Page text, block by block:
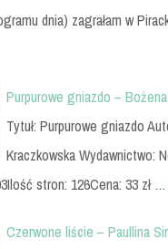
dnia) zagrałam w
Purpurowe gniazdo –
Tytuł: Purpurowe gniazdo
Kraczkowska Wydawnictwo:
stron: 126Cena: 33 zł …
Czerwone liście – Paullina